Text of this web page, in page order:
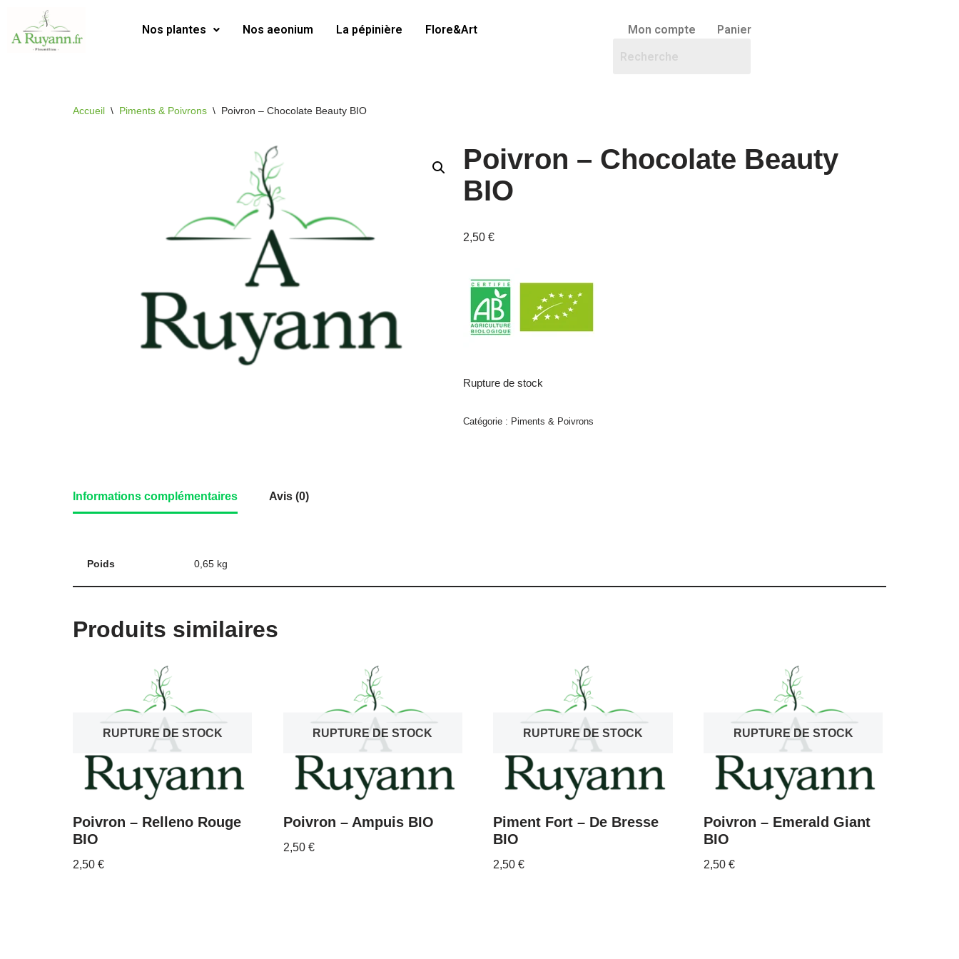
Aller
Nos plantes Nos aeonium La pépinière Flore&Art Mon compte Panier
Accueil \ Piments & Poivrons \ Poivron – Chocolate Beauty BIO
Poivron – Chocolate Beauty
BIO
2,50€
Rupture de stock
Catégorie : Piments & Poivrons
Informations complémentaires Avis (0)
Poids 0,65 kg
Produits similaires
RUPTURE DE STOCK
Poivron – Relleno Rouge
BIO
2,50 €
RUPTURE DE STOCK
Poivron – Ampuis BIO
2,50 €
RUPTURE DE STOCK
Piment Fort – De Bresse
BIO
2,50€
RUPTURE DE STOCK
Poivron – Emerald Giant
BIO
2,50€